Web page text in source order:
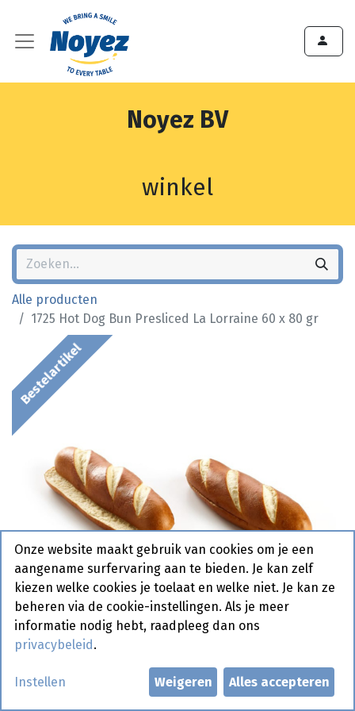
Noyez BV
winkel
Alle producten
1725 Hot Dog Bun Presliced La Lorraine 60 x 80 gr
Bestelartikel
1725 Hot Dog Bun Presliced La
Onze website maakt gebruik van cookies om je een
aangename surfervaring aan te bieden. Je kan zelf
kiezen welke cookies je toelaat en welke niet. Je kan ze
beheren via de cookie-instellingen. Als je meer
informatie nodig hebt, raadpleeg dan ons
privacybeleid .
Instellen Weigeren Alles accepteren